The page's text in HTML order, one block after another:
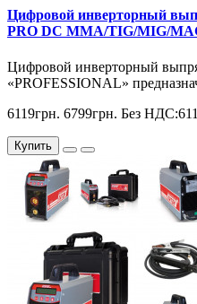
Цифровой инверторный
PRO DC MMA/TIG/MIG/
Цифровой инверторный
«PROFESSIONAL»
6119грн. 6799грн. Без
Купить